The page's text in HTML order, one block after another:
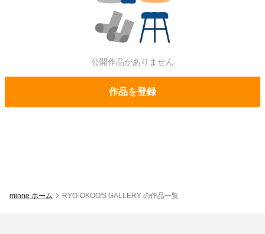
公開作品がありません
作品を登録
minne ホーム RYO-OKOO'S GALLERY の作品一覧